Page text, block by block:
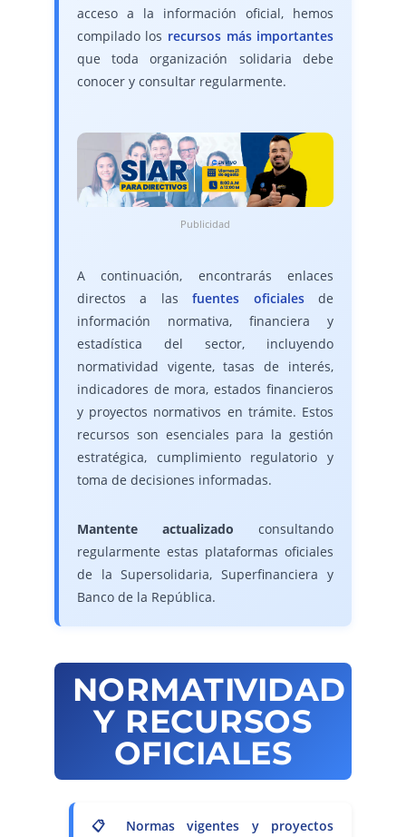
acceso a la información oficial, hemos
compilado los recursos más importantes
que toda organización solidaria debe
conocer y consultar regularmente.
Publicidad
A continuación, encontrarás enlaces
directos a lasfuentes oficialesde
información normativa, financiera y
estadística del sector, incluyendo
normatividad vigente, tasas de interés,
indicadores de mora, estados financieros
y proyectos normativos en trámite. Estos
recursos son esenciales para la gestión
estratégica, cumplimiento regulatorio y
toma de decisiones informadas.
Mantente actualizado consultando
regularmente estas plataformas oficiales
de la Supersolidaria, Superfinanciera y
Banco de la República.
NORMATIVIDAD
Y RECURSOS
OFICIALES
📋 Normas vigentes y proyectos